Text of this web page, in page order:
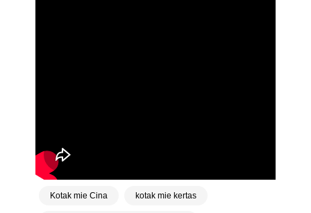
Kotak mie Cina kotak mie kertas